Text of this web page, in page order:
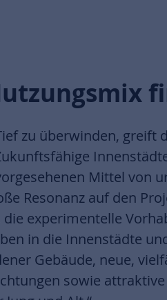
zu überwinden,
Mittel von
Resonanz auf den
experimentelle
in die Innenstädte
Gebäude, neue,
sowie